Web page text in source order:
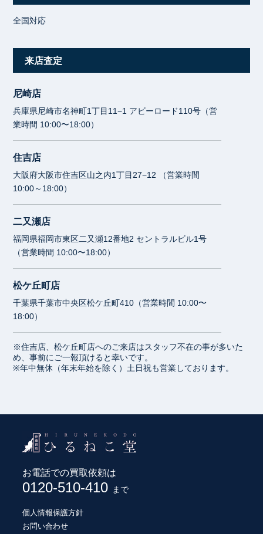
全国対応
来店査定
尼崎店
兵庫県尼崎市名神町1丁目11−1 アビーロード110号（営
業時間 10:00〜18:00）
住吉店
大阪府大阪市住吉区山之内1丁目27−12 （営業時間
10:00～18:00）
二又瀬店
福岡県福岡市東区二又瀬12番地2 セントラルビル1号
（営業時間 10:00〜18:00）
松ケ丘町店
千葉県千葉市中央区松ケ丘町410（営業時間 10:00〜
18:00）
※住吉店、松ケ丘町店へのご来店はスタッフ不在の事が多いた
め、事前にご一報頂けると幸いです。
※年中無休（年末年始を除く）土日祝も営業しております。
お電話での買取依頼は
0120-510-410 まで
個人情報保護方針
お問い合わせ